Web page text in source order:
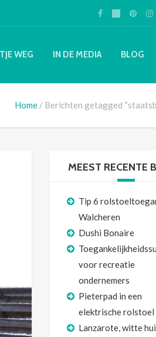
WEG IN DE MEDIA BLOG
Home Berichten getagged
MEEST RECENTE
Tip 6
Walcheren
Dushi Bonaire
voor recreatie
ondernemers
Pieterpad in een
elektrische rolstoel
Lanzarote, witte